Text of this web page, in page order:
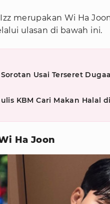
merupakan Wi Ha
ulasan di bawah ini.
Usai Terseret
KBM Cari Makan Halal
Ha Joon